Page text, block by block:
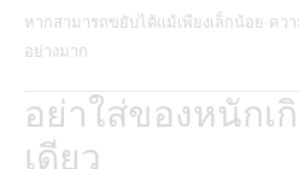
หากสามารถขยับได้แม้เพียงเล็กน้อย คว
อย่างมาก
อย่าใส่ของหนักเ
เดียว